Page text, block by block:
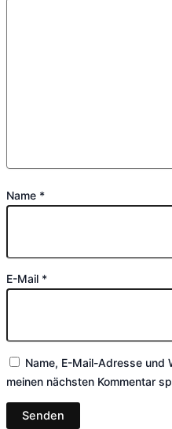
Name *
E-Mail *
Name, E-Mail-Adresse und
meinen nächsten Kommentar